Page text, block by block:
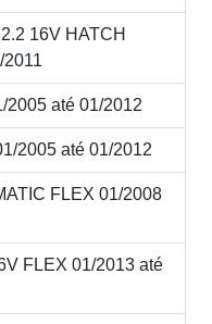
16V HATCH
2005 até 01/2012
2005 até 01/2012
FLEX 01/2008
FLEX 01/2013 até